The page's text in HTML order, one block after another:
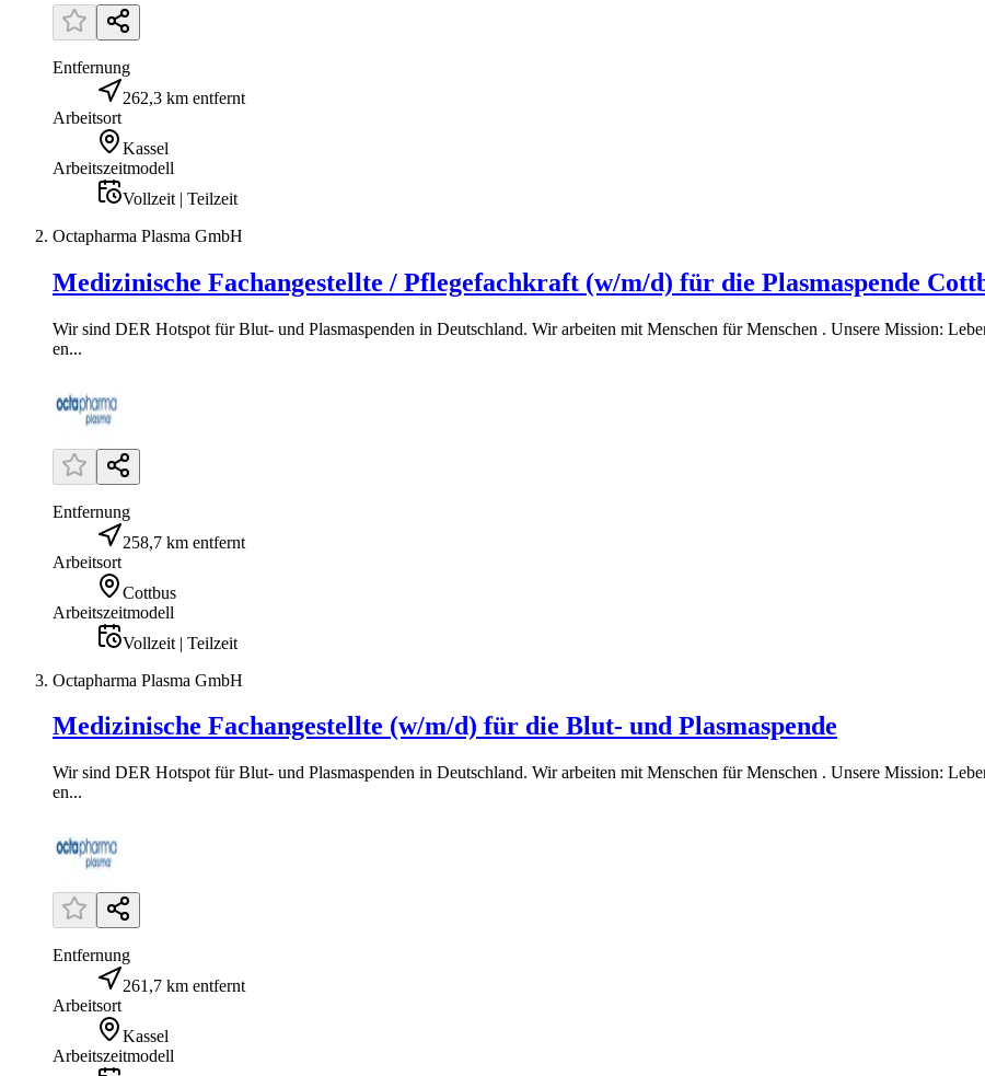
Entfernung
262,3 km entfernt
Arbeitsort
Kassel
Arbeitszeitmodell
Vollzeit | Teilzeit
Octapharma Plasma GmbH
Medizinische Fachangestellte / Pflegefachkraft (w/m/d) für die Plasmaspende
Wir sind DER Hotspot für Blut- und Plasmaspenden in Deutschland. Wir arbeiten mit Menschen für Menschen . Unsere Mission:
en...
Entfernung
258,7 km entfernt
Arbeitsort
Cottbus
Arbeitszeitmodell
Vollzeit | Teilzeit
Octapharma Plasma GmbH
Medizinische Fachangestellte (w/m/d) für die Blut- und Plasmaspende
Wir sind DER Hotspot für Blut- und Plasmaspenden in Deutschland. Wir arbeiten mit Menschen für Menschen . Unsere Mission:
en...
Entfernung
261,7 km entfernt
Arbeitsort
Kassel
Arbeitszeitmodell